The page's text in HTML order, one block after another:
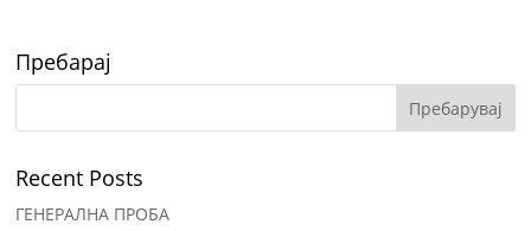
Пребарај
Recent Posts
ГЕНЕРАЛНА ПРОБА